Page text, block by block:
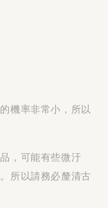
機率非常小，所以
，可能有些微汙
所以請務必釐清古